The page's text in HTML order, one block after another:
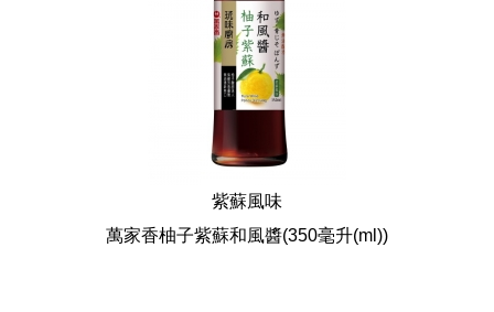
紫蘇風味
萬家香柚子紫蘇和風醬(350毫升(ml))